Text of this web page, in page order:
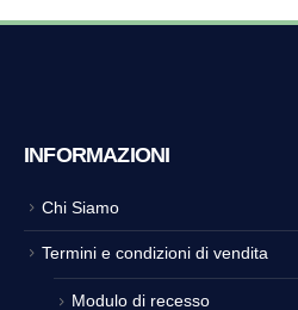
INFORMAZIONI
Chi Siamo
Termini e condizioni di vendita
Modulo di recesso